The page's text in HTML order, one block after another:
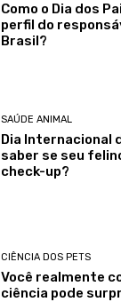
Como o Dia dos
perfil do
Brasil?
SAÚDE ANIMAL
Dia Internacional
saber se seu
check-up?
CIÊNCIA DOS PETS
Você realmente
ciência pode